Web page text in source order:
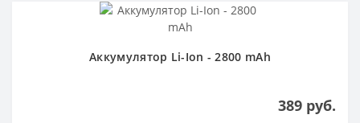
Аккумулятор Li-Ion - 2800 mAh
389 руб.